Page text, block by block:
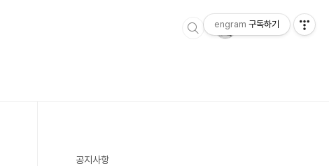
공지사항
engram 구독하기